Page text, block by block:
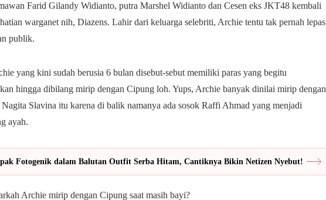
Farid Gilandy Widianto, putra Marshel Widianto dan Cesen eks JKT48 kembali
warganet nih, Diazens. Lahir dari keluarga selebriti, Archie tentu tak pernah lepas
publik.
yang kini sudah berusia 6 bulan disebut-sebut memiliki paras yang begitu
hingga dibilang mirip dengan Cipung loh. Yups, Archie banyak dinilai mirip dengan
Slavina itu karena di balik namanya ada sosok Raffi Ahmad yang menjadi
ayah.
Fotogenik dalam Balutan Outfit Serba Hitam, Cantiknya Bikin Netizen Nyebut!
Archie mirip dengan Cipung saat masih bayi?